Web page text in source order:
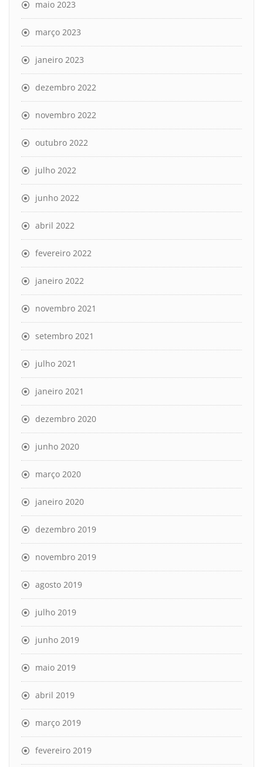
maio 2023
março 2023
janeiro 2023
dezembro 2022
novembro 2022
outubro 2022
julho 2022
junho 2022
abril 2022
fevereiro 2022
janeiro 2022
novembro 2021
setembro 2021
julho 2021
janeiro 2021
dezembro 2020
junho 2020
março 2020
janeiro 2020
dezembro 2019
novembro 2019
agosto 2019
julho 2019
junho 2019
maio 2019
abril 2019
março 2019
fevereiro 2019